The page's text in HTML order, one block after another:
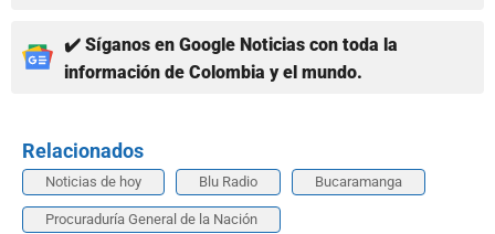
✔️ Síganos en Google Noticias con toda la
información de Colombia y el mundo.
Relacionados
Noticias de hoy Blu Radio Bucaramanga
Procuraduría General de la Nación